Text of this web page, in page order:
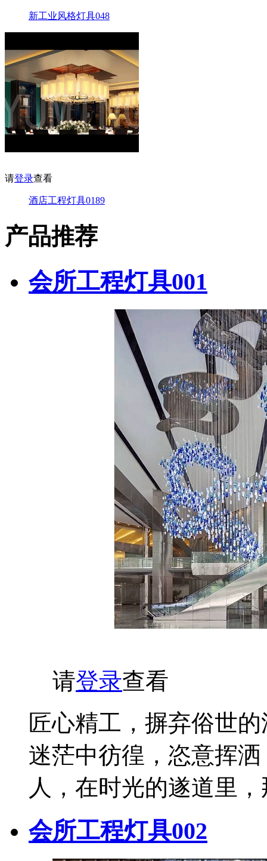
新工业风格灯具048
请登录查看
酒店工程灯具0189
产品推荐
会所工程灯具001
请登录查看
匠心精工，摒弃俗世
迷茫中彷徨，恣意挥
人，在时光的遂道里
会所工程灯具002